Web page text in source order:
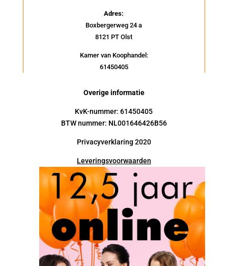
Adres:
Boxbergerweg 24 a
8121 PT Olst
Kamer van Koophandel:
61450405
Overige informatie
KvK-nummer: 61450405
BTW nummer: NL001646426B56
Privacyverklaring 2020
Leveringsvoorwaarden